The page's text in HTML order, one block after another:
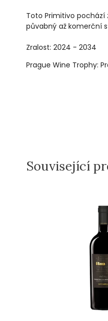
Toto Primitivo pochází
půvabný až komerční
Zralost: 2024 - 2034
Prague Wine Trophy:
Související